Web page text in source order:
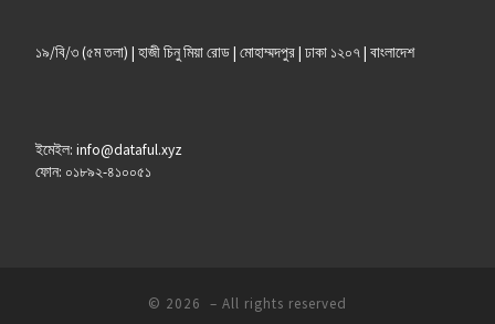
১৯/বি/৩ (৫ম তলা) | হাজী চিনু মিয়া রোড | মোহাম্মদপুর | ঢাকা ১২০৭ | বাংলাদেশ
ইমেইল: info@dataful.xyz
ফোন: ০১৮৯২-৪১০০৫১
© 2026 – All rights reserved